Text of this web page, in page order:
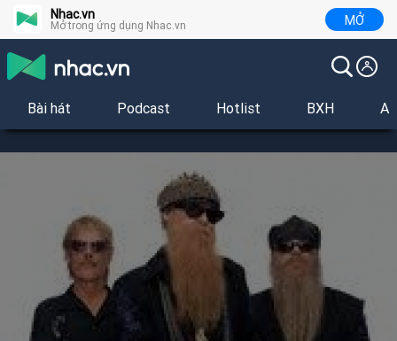
Nhac.vn
Mở trong ứng dụng Nhac.vn MỞ
Bài hát Podcast Hotlist BXH